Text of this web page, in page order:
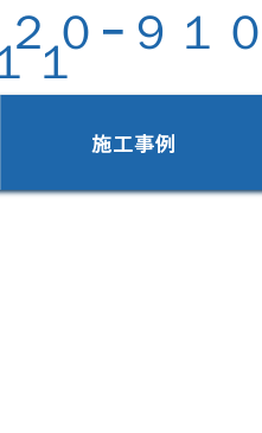
０−９１０
１
施工事例